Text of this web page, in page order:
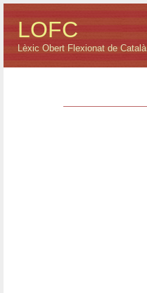
LOFC
Lèxic Obert Flexionat de Català